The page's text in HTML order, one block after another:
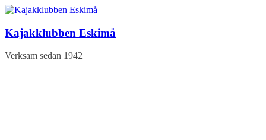
Hoppa
innehåll
Kajakklubben Eskimå
Verksam sedan 1942